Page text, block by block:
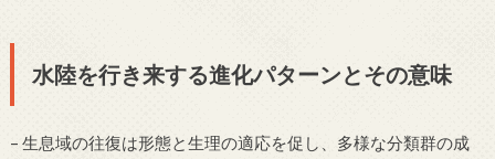
水陸を行き来する進化パターンとその意味
– 生息域の往復は形態と生理の適応を促し、多様な分類群の成